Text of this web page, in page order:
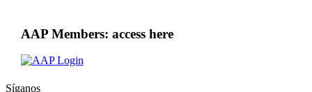
AAP Members: access here
Síganos